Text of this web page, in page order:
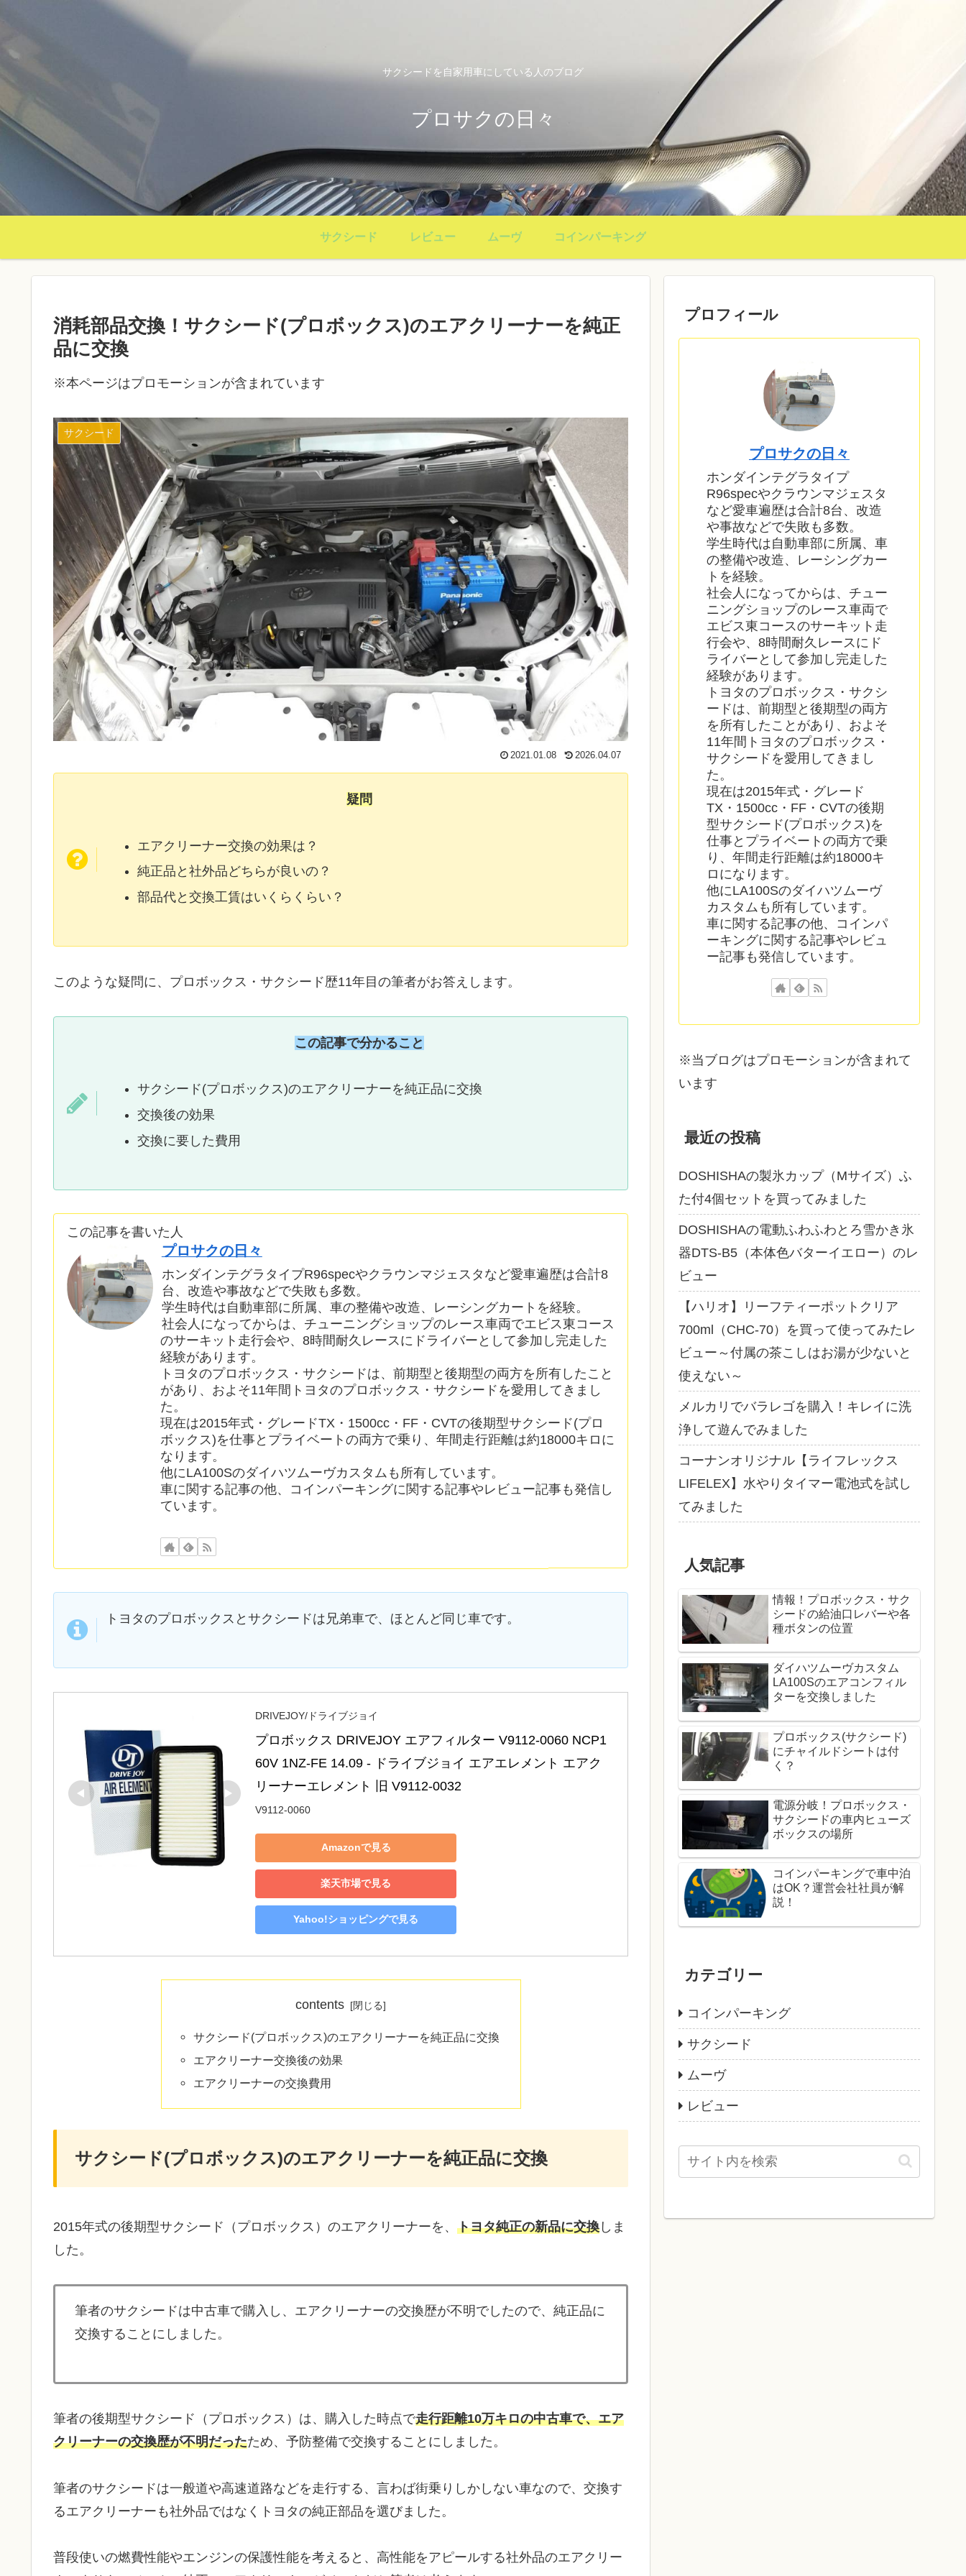
サクシードを自家用車にしている人のブログ
プロサクの日々
サクシード レビュー ムーヴ コインパーキング
消耗部品交換！サクシード(プロボックス)のエアクリーナーを純正
品に交換
※本ページはプロモーションが含まれています
サクシード
2021.01.08 2026.04.07
疑問
エアクリーナー交換の効果は？
純正品と社外品どちらが良いの？
部品代と交換工賃はいくらくらい？
このような疑問に、プロボックス・サクシード歴11年目の筆者がお答えします。
この記事で分かること
サクシード(プロボックス)のエアクリーナーを純正品に交換
交換後の効果
交換に要した費用
この記事を書いた人
プロサクの日々
ホンダインテグラタイプR96specやクラウンマジェスタなど愛車遍歴は合計8
台、改造や事故などで失敗も多数。
学生時代は自動車部に所属、車の整備や改造、レーシングカートを経験。
社会人になってからは、チューニングショップのレース車両でエビス東コース
のサーキット走行会や、8時間耐久レースにドライバーとして参加し完走した
経験があります。
トヨタのプロボックス・サクシードは、前期型と後期型の両方を所有したこと
があり、およそ11年間トヨタのプロボックス・サクシードを愛用してきまし
た。
現在は2015年式・グレードTX・1500cc・FF・CVTの後期型サクシード(プロ
ボックス)を仕事とプライベートの両方で乗り、年間走行距離は約18000キロに
なります。
他にLA100Sのダイハツムーヴカスタムも所有しています。
車に関する記事の他、コインパーキングに関する記事やレビュー記事も発信し
ています。
トヨタのプロボックスとサクシードは兄弟車で、ほとんど同じ車です。
DRIVEJOY/ドライブジョイ
プロボックス DRIVEJOY エアフィルター V9112-0060 NCP1
60V 1NZ-FE 14.09 - ドライブジョイ エアエレメント エアク
リーナーエレメント 旧 V9112-0032
V9112-0060
Amazonで見る
楽天市場で見る
Yahoo!ショッピングで見る
contents
サクシード(プロボックス)のエアクリーナーを純正品に交換
エアクリーナー交換後の効果
エアクリーナーの交換費用
サクシード(プロボックス)のエアクリーナーを純正品に交換
2015年式の後期型サクシード（プロボックス）のエアクリーナーを、 トヨタ純正の新品に交換 しま
した。
筆者のサクシードは中古車で購入し、エアクリーナーの交換歴が不明でしたので、純正品に
交換することにしました。
筆者の後期型サクシード（プロボックス）は、購入した時点で走行距離10万キロの中古車で、エア
クリーナーの交換歴が不明だったため、予防整備で交換することにしました。
筆者のサクシードは一般道や高速道路などを走行する、言わば街乗りしかしない車なので、交換す
るエアクリーナーも社外品ではなくトヨタの純正部品を選びました。
普段使いの燃費性能やエンジンの保護性能を考えると、高性能をアピールする社外品のエアクリー
プロフィール
プロサクの日々
ホンダインテグラタイプ
R96specやクラウンマジェスタ
など愛車遍歴は合計8台、改造
や事故などで失敗も多数。
学生時代は自動車部に所属、車
の整備や改造、レーシングカー
トを経験。
社会人になってからは、チュー
ニングショップのレース車両で
エビス東コースのサーキット走
行会や、8時間耐久レースにド
ライバーとして参加し完走した
経験があります。
トヨタのプロボックス・サクシ
ードは、前期型と後期型の両方
を所有したことがあり、およそ
11年間トヨタのプロボックス・
サクシードを愛用してきまし
た。
現在は2015年式・グレード
TX・1500cc・FF・CVTの後期
型サクシード(プロボックス)を
仕事とプライベートの両方で乗
り、年間走行距離は約18000キ
ロになります。
他にLA100Sのダイハツムーヴ
カスタムも所有しています。
車に関する記事の他、コインパ
ーキングに関する記事やレビュ
ー記事も発信しています。
※当ブログはプロモーションが含まれて
います
最近の投稿
DOSHISHAの製氷カップ（Mサイズ）ふ
た付4個セットを買ってみました
DOSHISHAの電動ふわふわとろ雪かき氷
器DTS‐B5（本体色バターイエロー）のレ
ビュー
【ハリオ】リーフティーポットクリア
700ml（CHC-70）を買って使ってみたレ
ビュー～付属の茶こしはお湯が少ないと
使えない～
メルカリでバラレゴを購入！キレイに洗
浄して遊んでみました
コーナンオリジナル【ライフレックス
LIFELEX】水やりタイマー電池式を試し
てみました
人気記事
情報！プロボックス・サク
シードの給油口レバーや各
種ボタンの位置
ダイハツムーヴカスタム
LA100Sのエアコンフィル
ターを交換しました
プロボックス(サクシード)
にチャイルドシートは付
く？
電源分岐！プロボックス・
サクシードの車内ヒューズ
ボックスの場所
コインパーキングで車中泊
はOK？運営会社社員が解
説！
カテゴリー
コインパーキング
サクシード
ムーヴ
レビュー